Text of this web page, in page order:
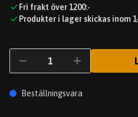
Fri frakt över 1200:-
Produkter i lager skickas inom
Beställningsvara